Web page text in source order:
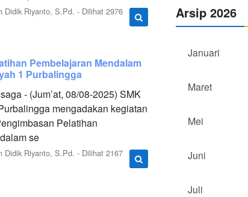
Didik Riyanto, S.Pd. - Dilihat 2976
Pembelajaran Mendalam
1 Purbalingga
- (Jum’at, 08/08-2025) SMK
mengadakan kegiatan
Pelatihan
se
Didik Riyanto, S.Pd. - Dilihat 2167
Arsip 2026
Januari
Maret
Mei
Juni
Juli